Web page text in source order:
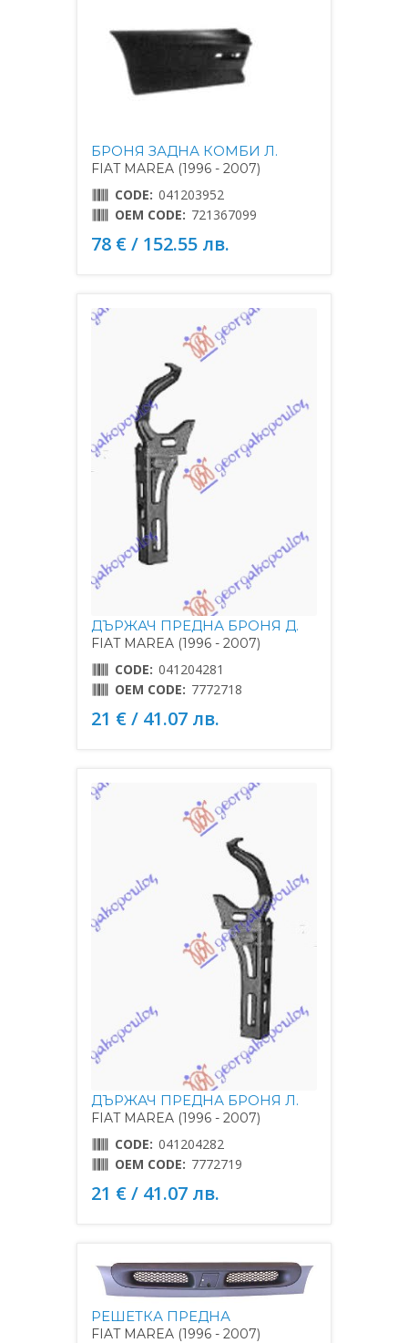
БРОНЯ ЗАДНА КОМБИ Л.
FIAT MAREA (1996 - 2007)
CODE: 041203952
OEM CODE: 721367099
78 € / 152.55 лв.
ДЪРЖАЧ ПРЕДНА БРОНЯ Д.
FIAT MAREA (1996 - 2007)
CODE: 041204281
OEM CODE: 7772718
21 € / 41.07 лв.
ДЪРЖАЧ ПРЕДНА БРОНЯ Л.
FIAT MAREA (1996 - 2007)
CODE: 041204282
OEM CODE: 7772719
21 € / 41.07 лв.
РЕШЕТКА ПРЕДНА
FIAT MAREA (1996 - 2007)